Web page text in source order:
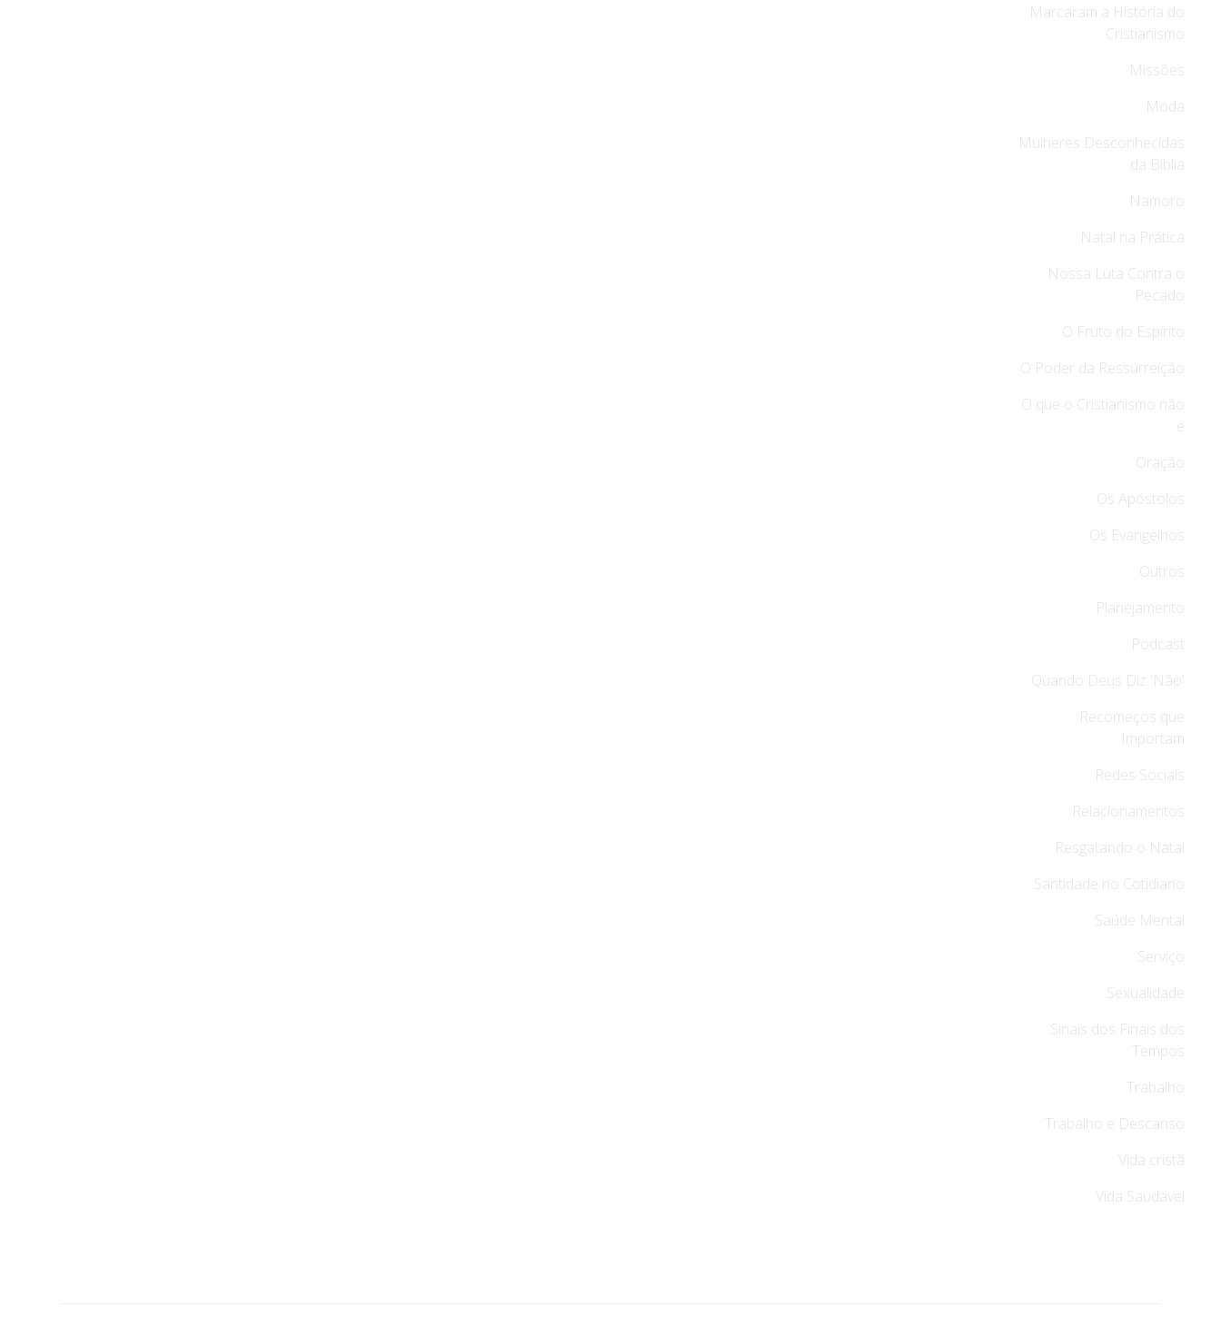
Marcaram a História do
Cristianismo
Missões
Moda
Mulheres Desconhecidas
da Bíblia
Namoro
Natal na Prática
Nossa Luta Contra o
Pecado
O Fruto do Espírito
O Poder da Ressurreição
O que o Cristianismo não
é
Oração
Os Apóstolos
Os Evangelhos
Outros
Planejamento
Podcast
Quando Deus Diz 'Não'
Recomeços que
Importam
Redes Sociais
Relacionamentos
Resgatando o Natal
Santidade no Cotidiano
Saúde Mental
Serviço
Sexualidade
Sinais dos Finais dos
Tempos
Trabalho
Trabalho e Descanso
Vida cristã
Vida Saudável